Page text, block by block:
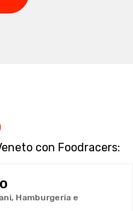
con Foodracers:
Hamburgeria e